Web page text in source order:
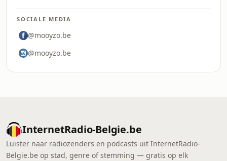
SOCIALE MEDIA
@mooyzo.be
@mooyzo.be
InternetRadio-Belgie.be
Luister naar radiozenders en podcasts uit InternetRadio-
Belgie.be op stad, genre of stemming — gratis op elk